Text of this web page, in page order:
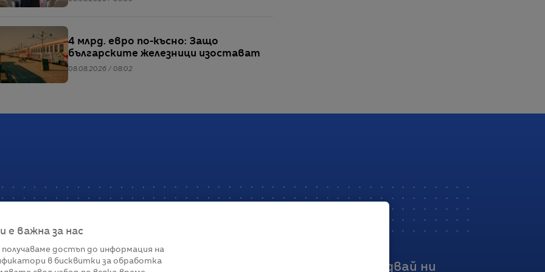
4 млрд. евро по-късно: Защо
българските железници изостават
08.08.2026 / 08:02
Последвай ни
е важна за нас
достъп до информация на
в бисквитки за обработка